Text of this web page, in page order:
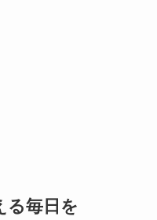
る毎日を